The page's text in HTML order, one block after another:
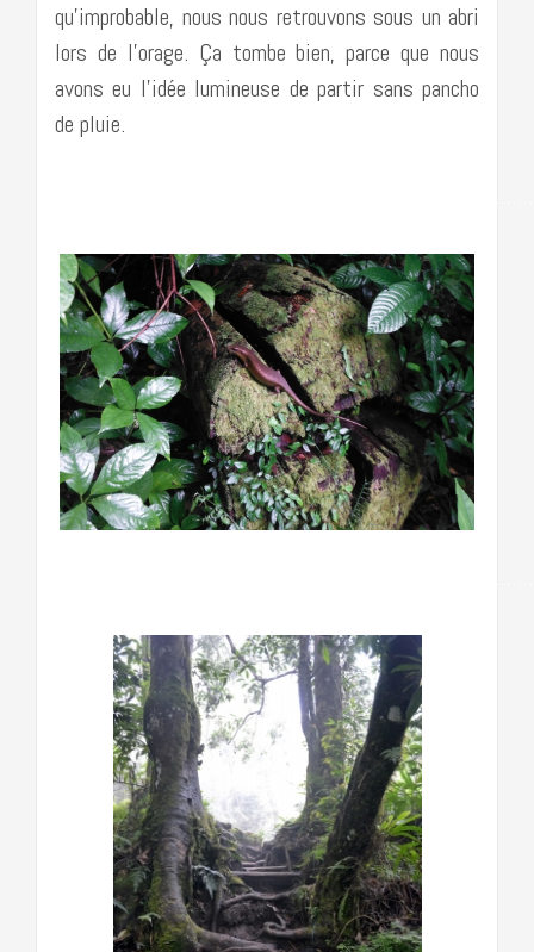
qu’improbable, nous nous retrouvons sous un abri
lors de l’orage. Ça tombe bien, parce que nous
avons eu l’idée lumineuse de partir sans pancho
de pluie.